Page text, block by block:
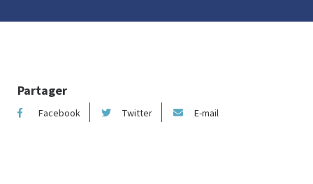
Partager
Facebook Twitter E-mail